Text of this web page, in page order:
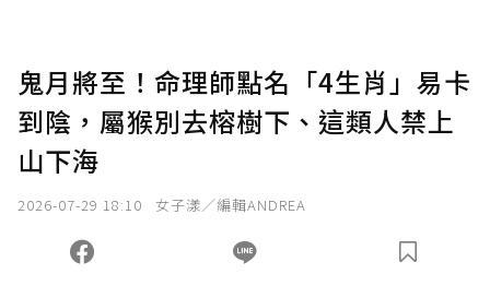
確認送出
您當前剩餘 U 利點數：0點；前往 購買點數
鬼月將至！命理師點名「4生肖」易卡
到陰，屬猴別去榕樹下、這類人禁上
山下海
2026-07-29 18:10 女子漾／編輯ANDREA